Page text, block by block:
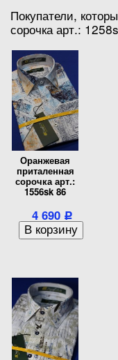
Покупатели,
сорочка арт.:
Оранжевая
приталенная
сорочка арт.:
1556sk 86
4 690 Р